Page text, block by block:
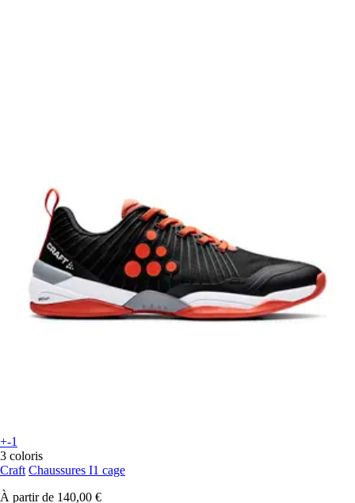
+-1
3 coloris
Craft Chaussures I1 cage
À partir de 140,00 €